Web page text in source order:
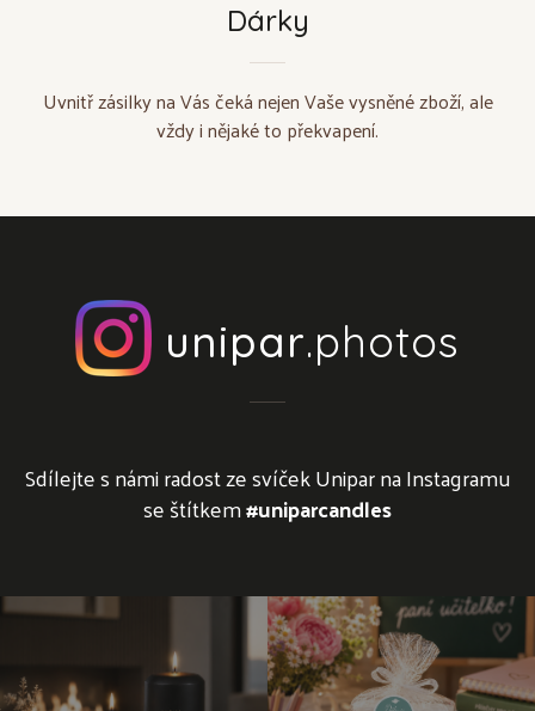
Dárky
Uvnitř zásilky na Vás čeká nejen Vaše vysněné zboží, ale
vždy i nějaké to překvapení.
unipar.photos
Sdílejte s námi radost ze svíček Unipar na Instagramu
se štítkem#uniparcandles